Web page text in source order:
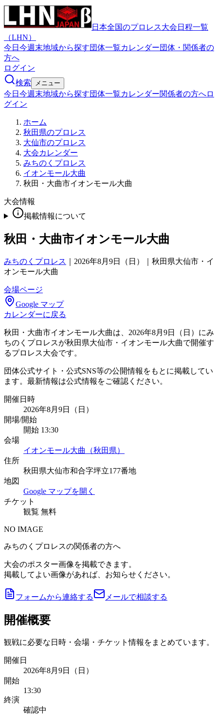
日本全国のプロレス大会日程一覧
（LHN）
今日 今週末地域から探す団体一覧カレンダー団体・関係者の
方へ
ログイン
検索
メニュー
今日 今週末地域から探す団体一覧カレンダー関係者の方へロ
グイン
ホーム
秋田県のプロレス
大仙市のプロレス
大会カレンダー
みちのくプロレス
イオンモール大曲
秋田・大曲市イオンモール大曲
大会情報
掲載情報について
秋田・大曲市イオンモール大曲
みちのくプロレス
2026年8月9日（日）｜秋田県大仙市・イ
オンモール大曲
会場ページ
Google マップ
カレンダーに戻る
秋田・大曲市イオンモール大曲は、2026年8月9日（日）にみ
ちのくプロレスが秋田県大仙市・イオンモール大曲で開催す
るプロレス大会です。
団体公式サイト・公式SNS等の公開情報をもとに掲載してい
ます。最新情報は公式情報をご確認ください。
開催日時
2026年8月9日（日）
開場/開始
開始 13:30
会場
イオンモール大曲（秋田県）
住所
秋田県大仙市和合字坪立177番地
地図
Google マップを開く
チケット
観覧 無料
NO IMAGE
みちのくプロレスの関係者の方へ
大会のポスター画像を掲載できます。
掲載してよい画像があれば、お知らせください。
フォームから連絡する メールで相談する
開催概要
観戦に必要な日時・会場・チケット情報をまとめています。
開催日
2026年8月9日（日）
開始
13:30
終演
確認中